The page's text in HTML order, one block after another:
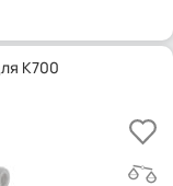
K700